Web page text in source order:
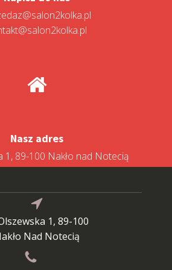
Nasz adres
1, 89-100 Nakło nad Notecią
1, 89-100
Nad Notecią